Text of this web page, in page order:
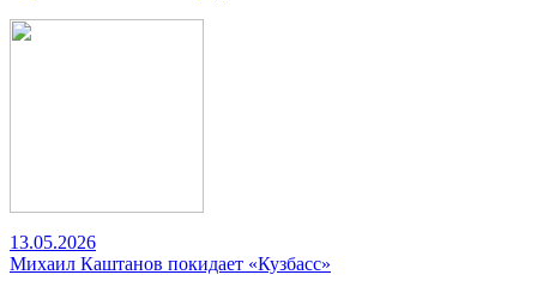
13.05.2026
Михаил Каштанов покидает «Кузбасс»